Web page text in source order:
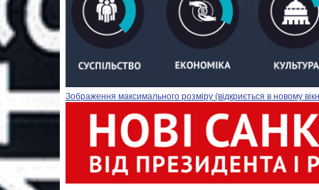
Зображення максимального розміру (відкриється в новому